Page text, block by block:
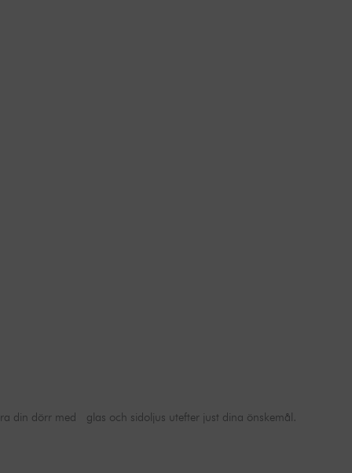
din dörr med glas och sidoljus utefter just dina önskemål.